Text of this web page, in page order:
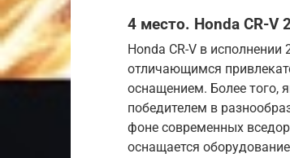
4 место. Honda CR-V
Honda CR-V в
отличающимся
оснащением. Более того,
победителем в
фоне современных
оснащается